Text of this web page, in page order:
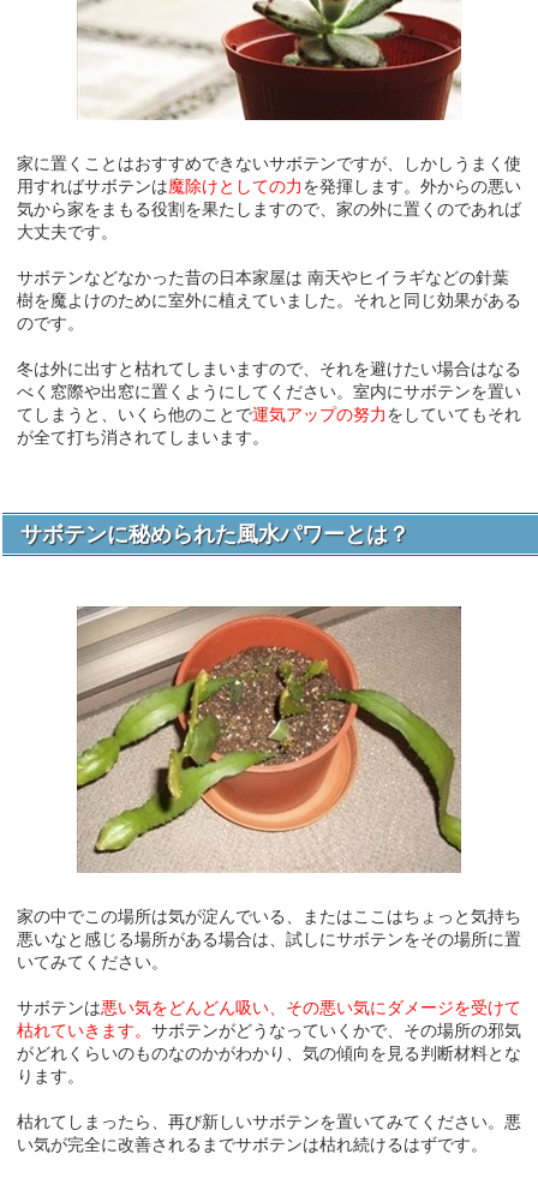
家に置くことはおすすめできないサボテンですが、しかしうまく使
用すればサボテンは魔除けとしての力を発揮します。外からの悪い
気から家をまもる役割を果たしますので、家の外に置くのであれば
大丈夫です。
サボテンなどなかった昔の日本家屋は 南天やヒイラギなどの針葉
樹を魔よけのために室外に植えていました。それと同じ効果がある
のです。
冬は外に出すと枯れてしまいますので、それを避けたい場合はなる
べく窓際や出窓に置くようにしてください。室内にサボテンを置い
てしまうと、いくら他のことで運気アップの努力をしていてもそれ
が全て打ち消されてしまいます。
サボテンに秘められた風水パワーとは？
家の中でこの場所は気が淀んでいる、またはここはちょっと気持ち
悪いなと感じる場所がある場合は、試しにサボテンをその場所に置
いてみてください。
サボテンは悪い気をどんどん吸い、その悪い気にダメージを受けて
枯れていきます。 サボテンがどうなっていくかで、その場所の邪気
がどれくらいのものなのかがわかり、気の傾向を見る判断材料とな
ります。
枯れてしまったら、再び新しいサボテンを置いてみてください。悪
い気が完全に改善されるまでサボテンは枯れ続けるはずです。